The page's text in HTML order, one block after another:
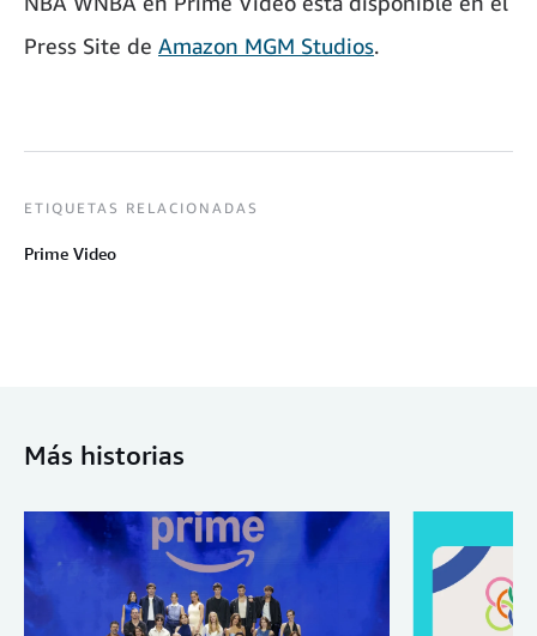
Press Site de Amazon MGM Studios.
ETIQUETAS RELACIONADAS
Prime Video
Más historias